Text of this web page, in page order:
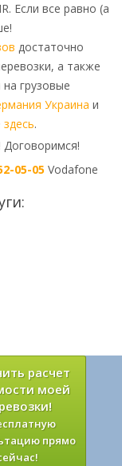
Если все равно (а
достаточно
а также
грузовые
Украина и
здесь.
05-05Vodafone
расчет
моей
прямо